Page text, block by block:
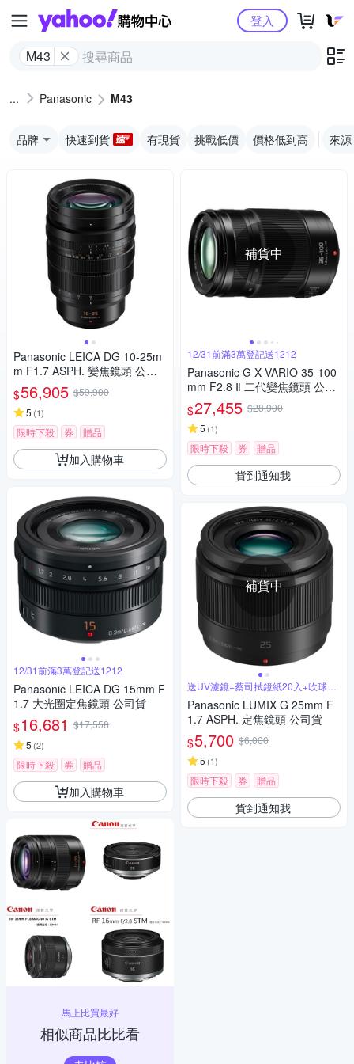
Yahoo購物中心
M43
登入
Panasonic M43
品牌 快速到貨 有現貨 挑戰低價 價格低到高 來源
Panasonic LEICA DG 10-25m
m F1.7 ASPH. 變焦鏡頭 公司
貨
$56,905 $59,900
5 (1)
限時下殺 券 贈品
加入購物車
12/31前滿3萬登記送1212
Panasonic LEICA DG 15mm F
1.7 大光圈定焦鏡頭 公司貨
$16,681 $17,558
5 (2)
限時下殺 券 贈品
加入購物車
馬上比買最好
相似商品比比看
補貨中
12/31前滿3萬登記送1212
Panasonic G X VARIO 35-100
mm F2.8 Ⅱ 二代變焦鏡頭 公司
貨
$27,455 $28,900
5 (1)
限時下殺 券 贈品
貨到通知我
補貨中
送UV濾鏡+蔡司拭鏡紙20入+吹球拭
筆組
Panasonic LUMIX G 25mm F
1.7 ASPH. 定焦鏡頭 公司貨
$5,700 $6,000
5 (1)
限時下殺 券 贈品
貨到通知我